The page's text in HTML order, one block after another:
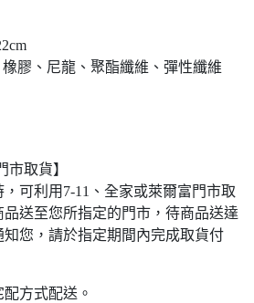
膠、尼龍、聚酯纖維、彈性纖維
市取貨】
可利用7-11、全家或萊爾富門市取
送至您所指定的門市，待商品送達
您，請於指定期間內完成取貨付
方式配送。